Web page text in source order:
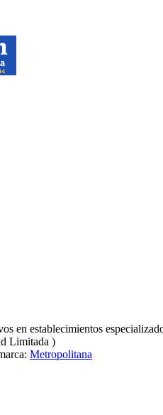
en establecimientos
Limitada )
Metropolitana